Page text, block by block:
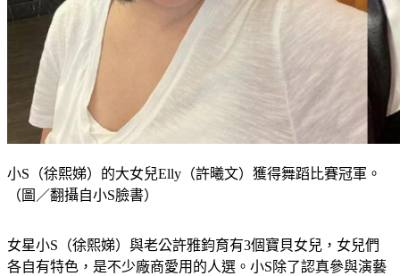
小S（徐熙娣）的大女兒Elly（許曦文）獲得舞蹈比賽冠軍。
女星小S（徐熙娣）與老公許雅鈞育有3個寶貝女兒，女兒們